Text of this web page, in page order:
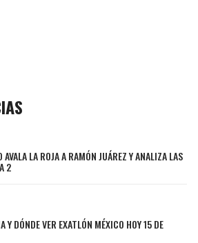
LA ROJA A RAMÓN JUÁREZ Y ANALIZA LAS
2
DÓNDE VER EXATLÓN MÉXICO HOY 15 DE